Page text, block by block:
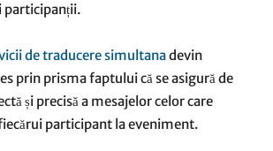
participanții.
de traducere simultanadevin
prin prisma faptului că se asigură de
și precisă a mesajelor celor care
participant la eveniment.